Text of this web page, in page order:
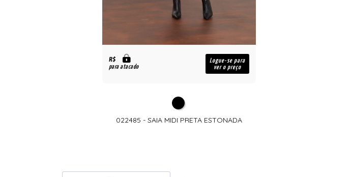
R$
para atacado
Logue-se para
ver o preço
022485 - SAIA MIDI PRETA ESTONADA